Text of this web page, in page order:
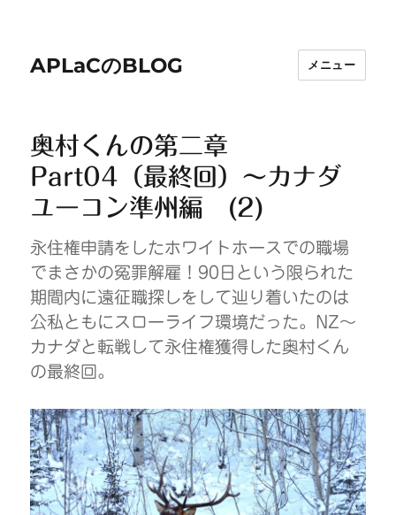
APLaCのBLOG メニュー
奥村くんの第二章
Part04（最終回）～カナダ
ユーコン準州編 (2)
永住権申請をしたホワイトホースでの職場
でまさかの冤罪解雇！90日という限られた
期間内に遠征職探しをして辿り着いたのは
公私ともにスローライフ環境だった。NZ～
カナダと転戦して永住権獲得した奥村くん
の最終回。